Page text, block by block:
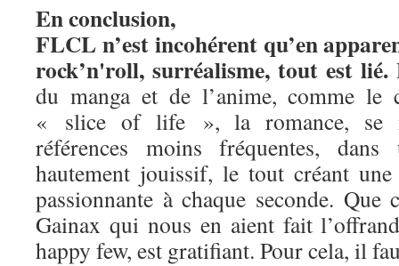
En conclusion,
FLCL n’est incohérent qu’en
rock’n'roll, surréalisme, tout est lié.
du manga et de l’anime, comme le
« slice of life », la romance, se
références moins fréquentes,
hautement jouissif, le tout créant
passionnante à chaque seconde.
Gainax qui nous en aient fait
happy few, est gratifiant. Pour cela, il